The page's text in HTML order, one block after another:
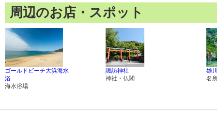
周辺のお店・スポット
ゴールドビーチ大浜海水
浴
海水浴場
諏訪神社
神社・仏閣
雄
名